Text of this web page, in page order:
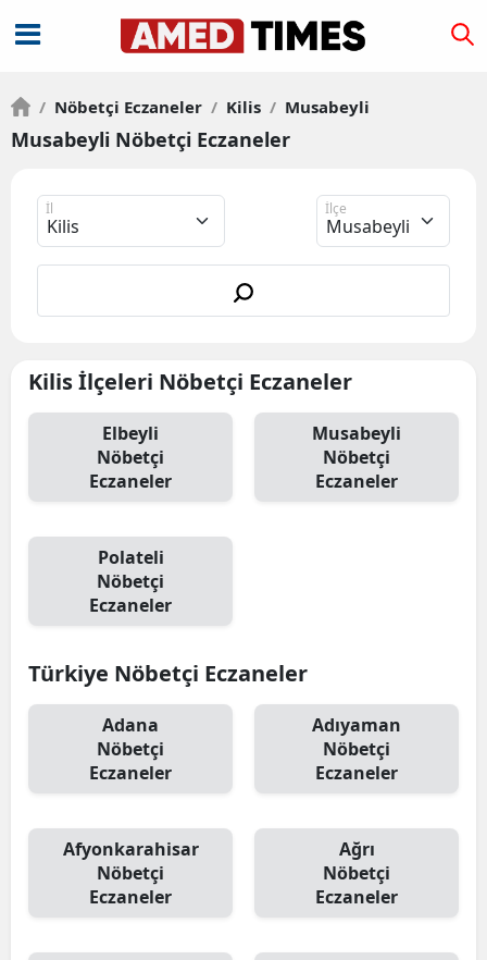
/ Nöbetçi Eczaneler / Kilis / Musabeyli
Musabeyli Nöbetçi Eczaneler
İl İlçe
Kilis İlçeleri Nöbetçi Eczaneler
Elbeyli
Nöbetçi
Eczaneler
Musabeyli
Nöbetçi
Eczaneler
Polateli
Nöbetçi
Eczaneler
Türkiye Nöbetçi Eczaneler
Adana
Nöbetçi
Eczaneler
Adıyaman
Nöbetçi
Eczaneler
Afyonkarahisar
Nöbetçi
Eczaneler
Ağrı
Nöbetçi
Eczaneler